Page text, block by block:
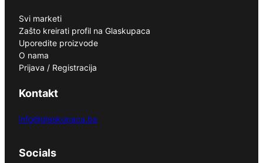
Svi marketi
Zašto kreirati profil na Glaskupaca
Uporedite proizvode
O nama
Prijava / Registracija
Kontakt
info@glaskupaca.ba
Socials